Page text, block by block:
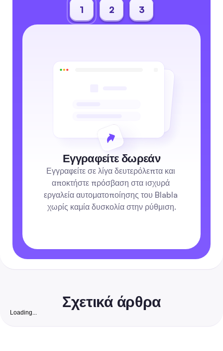
1 2 3
Εγγραφείτε δωρεάν
Εγγραφείτε σε λίγα δευτερόλεπτα και
αποκτήστε πρόσβαση στα ισχυρά
εργαλεία αυτοματοποίησης του Blabla
χωρίς καμία δυσκολία στην ρύθμιση.
Σχετικά άρθρα
Loading...